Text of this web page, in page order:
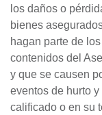
los daños o
bienes
hagan parte de los
contenidos del
y que se causen
eventos de hurto y
calificado o en su